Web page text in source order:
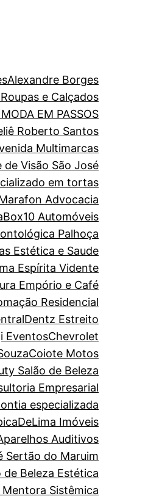
Alexandre Borges
e Calçados
EM PASSOS
Roberto Santos
Multimarcas
Visão São José
em tortas
Advocacia
Box10 Automóveis
Palhoça
Estética e Saude
Espírita Vidente
Empório e Café
Residencial
Estreito
EventosChevrolet
Coiote Motos
Salão de Beleza
Empresarial
especializada
DeLima Imóveis
Auditivos
Sertão do Maruim
de Beleza Estética
Mentora Sistêmica